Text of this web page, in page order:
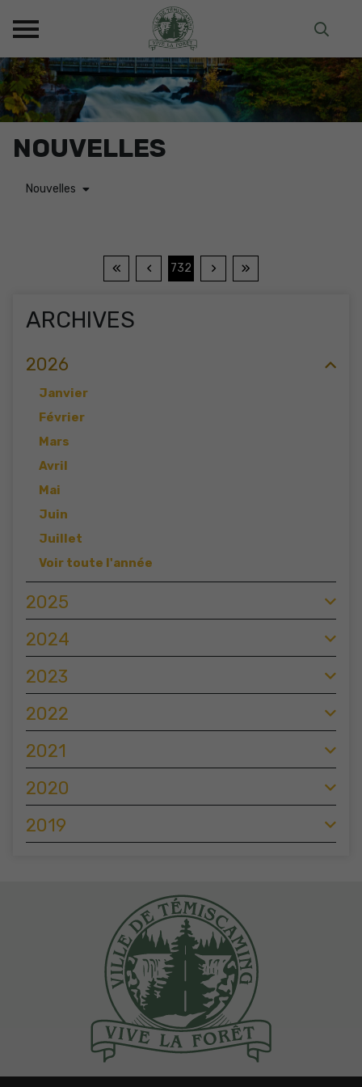
NOUVELLES
Nouvelles
732
ARCHIVES
2026
Janvier
Février
Mars
Avril
Mai
Juin
Juillet
Voir toute l'année
2025
2024
2023
2022
2021
2020
2019